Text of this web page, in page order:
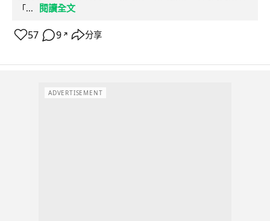
「...
閱讀全文
57 9 ↗ 分享
ADVERTISEMENT